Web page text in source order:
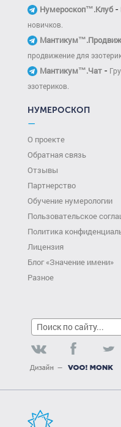
Нумероскоп™.Клуб-
новичков.
продвижение для
Мантикум™.Чат -
эзотериков.
НУМЕРОСКОП
—
О проекте
Обратная связь
Отзывы
Партнерство
Обучение нумерологии
Пользовательское
Политика
Лицензия
Блог «Значение имени»
Разное